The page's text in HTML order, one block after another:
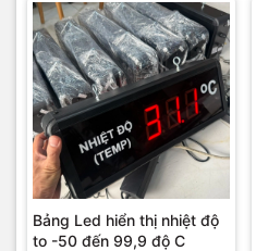
Bảng Led hiển thị nhiệt độ
to -50 đến 99,9 độ C